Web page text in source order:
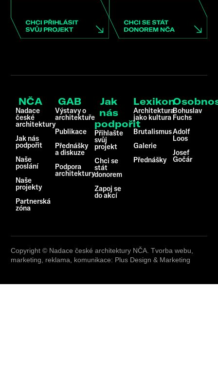
NČA
Nadace
české
architektury
Jak nás
podpořit
Naše
poslání
Naše
projekty
Partnerská
zóna
GAB
Výstavy o
architektuře
Publikace
Přednášky
a diskuze
Podpora
architektury
Jak
nás
podpořit
Přihlašte
svůj
projekt
Chci se
stát
donorem
Zapoj se
do akcí
Lexikon
Architektura
jako kultura
Brutalismus
Galerie
Přednášky
Bohuslav
Fuchs
Adolf
Loos
Josef
Gočár
Copyright © Nadace české architektury NČA. Tvorba webu,
marketing, reklama, komunikace: Plus Design & Marketing